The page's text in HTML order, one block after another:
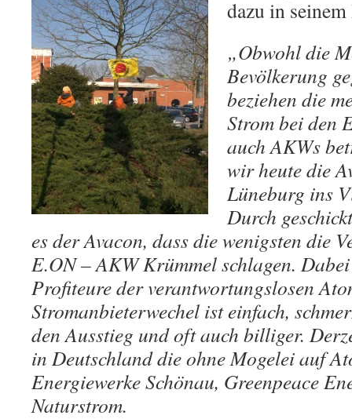
dazu in
„Obwohl die
Bevölkerung
beziehen die
Strom bei den
auch AKWs
wir heute die
Lüneburg ins
Durch
es der Avacon, dass die wenigsten die
E.ON – AKW Krümmel schlagen.
Profiteure der verantwortungslosen
Stromanbieterwechel ist einfach,
den Ausstieg und oft auch billiger.
in Deutschland die ohne Mogelei auf
Energiewerke Schönau, Greenpeace
Naturstrom.